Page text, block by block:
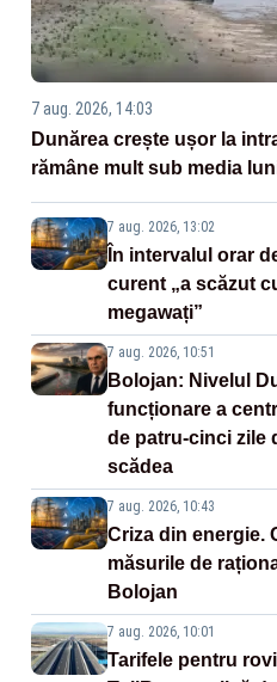
7 aug. 2026, 14:03
Dunărea crește ușor la
rămâne mult sub media
7 aug. 2026, 13:02
În intervalul orar
curent „a scăzut
megawați”
7 aug. 2026, 10:51
Bolojan: Nivelul
funcționare a
de patru-cinci zile
scădea
7 aug. 2026, 10:43
Criza din energie.
măsurile de
Bolojan
7 aug. 2026, 10:01
Tarifele pentru